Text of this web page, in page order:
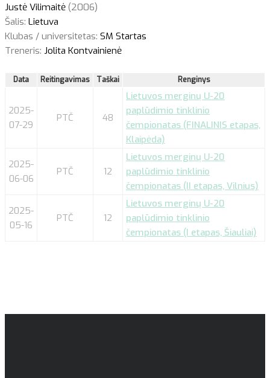
Justė Vilimaitė (2006)
Šalis: Lietuva
Klubas / universitetas: SM Startas
Treneris: Jolita Kontvainienė
Data Reitingavimas Taškai Renginys
2025-
07-29
PTČ 48
Lietuvos merginų U-20
paplūdimio tinklinio
čempionatas (FINALINIS etapas,
Klaipėda)
2025-
06-06
PTČ 12
Lietuvos merginų U-20
paplūdimio tinklinio
čempionatas (II etapas, Vilnius)
2025-
05-16
PTČ 12
Lietuvos merginų U-20
paplūdimio tinklinio
čempionatas (I etapas, Šiauliai)